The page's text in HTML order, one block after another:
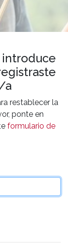
introduce
a
restablecer la
ponte en
formulario de